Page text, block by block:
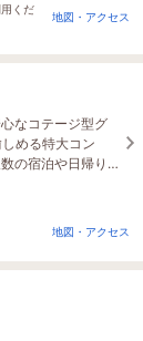
くだ
地図・アクセス
なコテージ型グ
める特大コン
の宿泊や日帰り
ースもあり
地図・アクセス